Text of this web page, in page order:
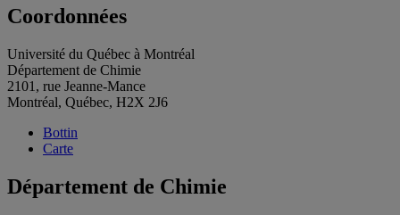
Coordonnées
Université du Québec à Montréal
Département de Chimie
2101, rue Jeanne-Mance
Montréal, Québec, H2X 2J6
Bottin
Carte
Département de Chimie